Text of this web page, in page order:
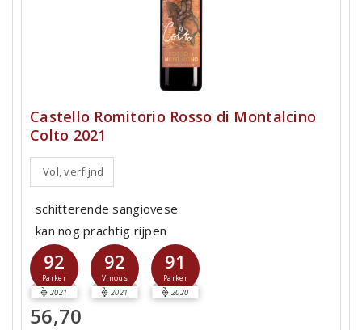
Castello Romitorio Rosso di Montalcino
Colto 2021
Vol, verfijnd
schitterende sangiovese
kan nog prachtig rijpen
92
Parker
2021
92
Vinous
2021
91
Parker
2020
56,70